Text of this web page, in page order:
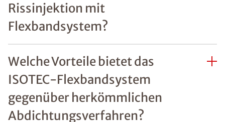
Rissinjektion mit
Flexbandsystem?
Welche Vorteile bietet das
ISOTEC-Flexbandsystem
gegenüber herkömmlichen
Abdichtungsverfahren?